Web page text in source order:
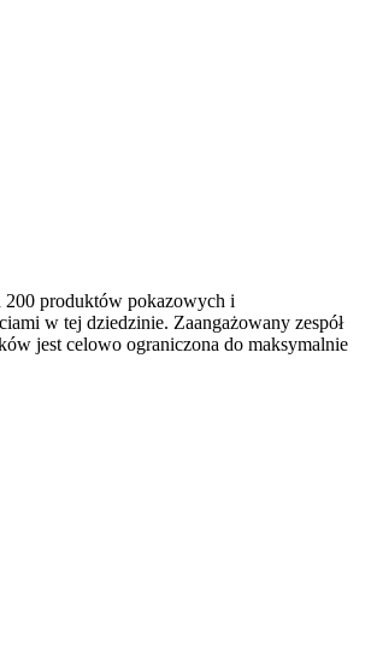
200 produktów pokazowych i
w tej dziedzinie. Zaangażowany zespół
jest celowo ograniczona do maksymalnie